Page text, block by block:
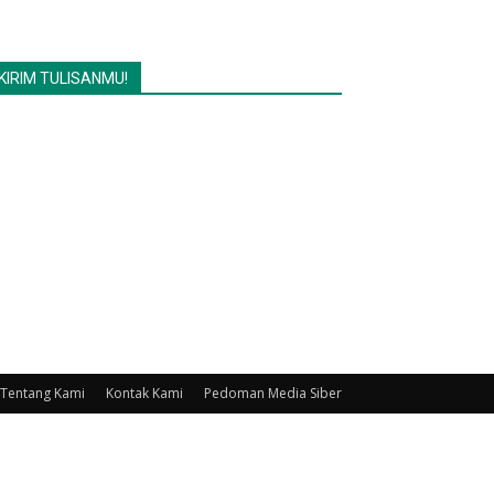
KIRIM TULISANMU!
Tentang Kami Kontak Kami Pedoman Media Siber